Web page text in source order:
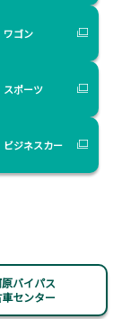
ワゴン
スポーツ
ビジネスカー
バイパス
センター